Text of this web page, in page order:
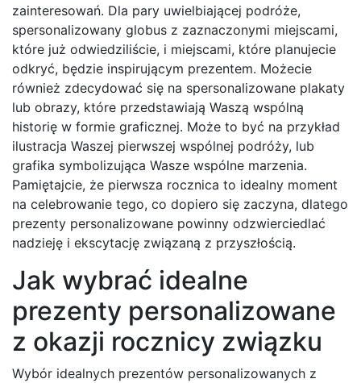
zainteresowań. Dla pary uwielbiającej podróże,
spersonalizowany globus z zaznaczonymi miejscami,
które już odwiedziliście, i miejscami, które planujecie
odkryć, będzie inspirującym prezentem. Możecie
również zdecydować się na spersonalizowane plakaty
lub obrazy, które przedstawiają Waszą wspólną
historię w formie graficznej. Może to być na przykład
ilustracja Waszej pierwszej wspólnej podróży, lub
grafika symbolizująca Wasze wspólne marzenia.
Pamiętajcie, że pierwsza rocznica to idealny moment
na celebrowanie tego, co dopiero się zaczyna, dlatego
prezenty personalizowane powinny odzwierciedlać
nadzieję i ekscytację związaną z przyszłością.
Jak wybrać idealne
prezenty personalizowane
z okazji rocznicy związku
Wybór idealnych prezentów personalizowanych z